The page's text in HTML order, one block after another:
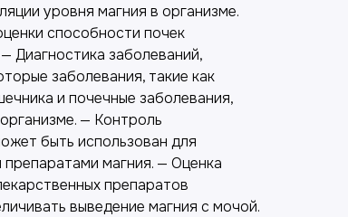
уровня магния в организме.
способности почек
Диагностика заболеваний,
заболевания, такие как
и почечные заболевания,
— Контроль
быть использован для
магния. — Оценка
препаратов
выведение магния с мочой.